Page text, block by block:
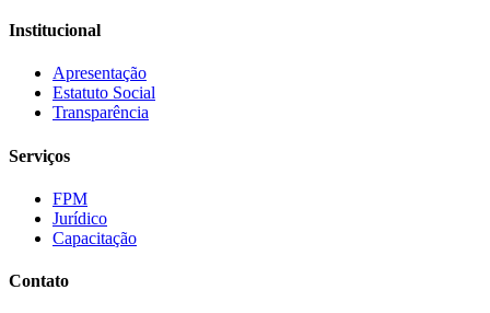
Institucional
Apresentação
Estatuto Social
Transparência
Serviços
FPM
Jurídico
Capacitação
Contato